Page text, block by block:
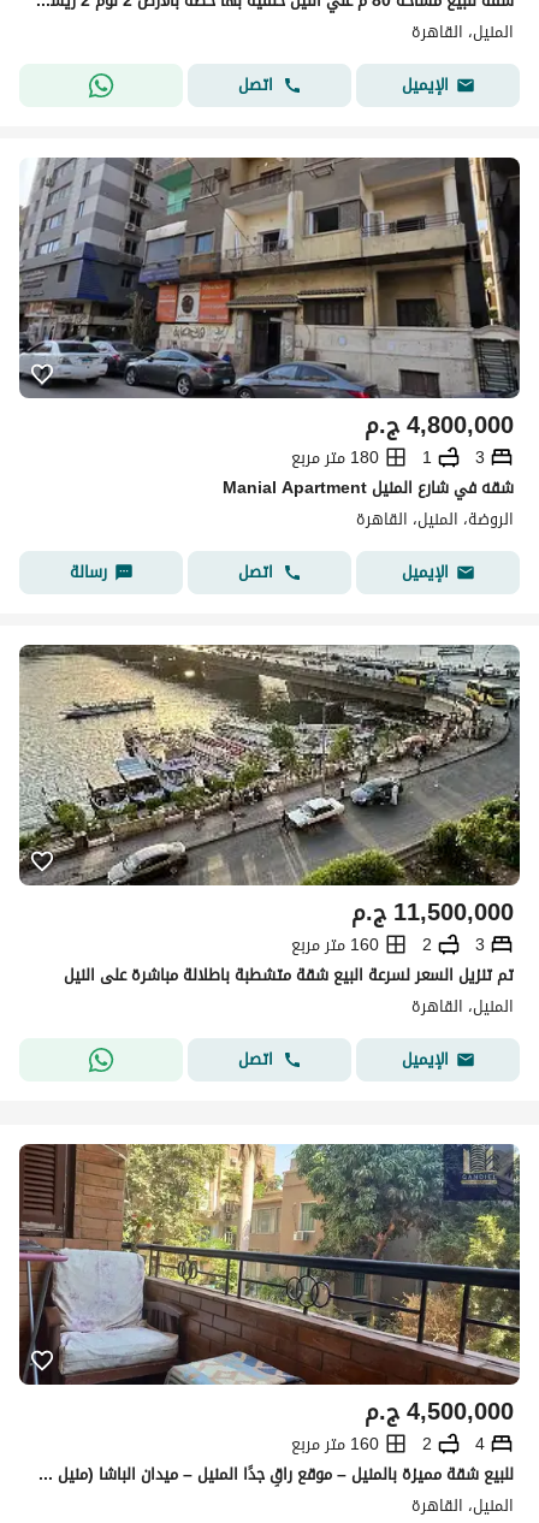
المنيل، القاهرة
الإيميل
اتصل
ج.م4,800,000
3
1
180 متر مربع
Manial Apartment شقه في شارع المنيل
الروضة، المنيل، القاهرة
الإيميل
اتصل رسالة
ج.م11,500,000
3
2
160 متر مربع
تم تنزيل السعر لسرعة البيع شقة متشطبة باطلالة مباشرة على النيل
المنيل، القاهرة
الإيميل
اتصل
ج.م4,500,000
4
2
160 متر مربع
للبيع شقة مميزة بالمنيل – موقع راقٍ جدًا المنيل – ميدان الباشا (منيل شرق) ثالث عمارة من شارع المنيل الرئيسي
المنيل، القاهرة